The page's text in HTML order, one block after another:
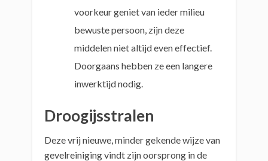
voorkeur geniet van ieder milieu
bewuste persoon, zijn deze
middelen niet altijd even effectief.
Doorgaans hebben ze een langere
inwerktijd nodig.
Droogijsstralen
Deze vrij nieuwe, minder gekende wijze van
gevelreiniging vindt zijn oorsprong in de